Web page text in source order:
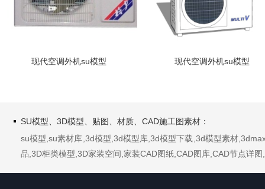
现代空调外机su模型 现代空调外机su模型
SU模型、3D模型、贴图、材质、CAD施工图素材：
su模型,su素材库,3d模型,3d模型库,3d模型下载,3d模型素材
品,3D柜类模型,3D家装空间,家装CAD图纸,CAD图库,CAD节点详